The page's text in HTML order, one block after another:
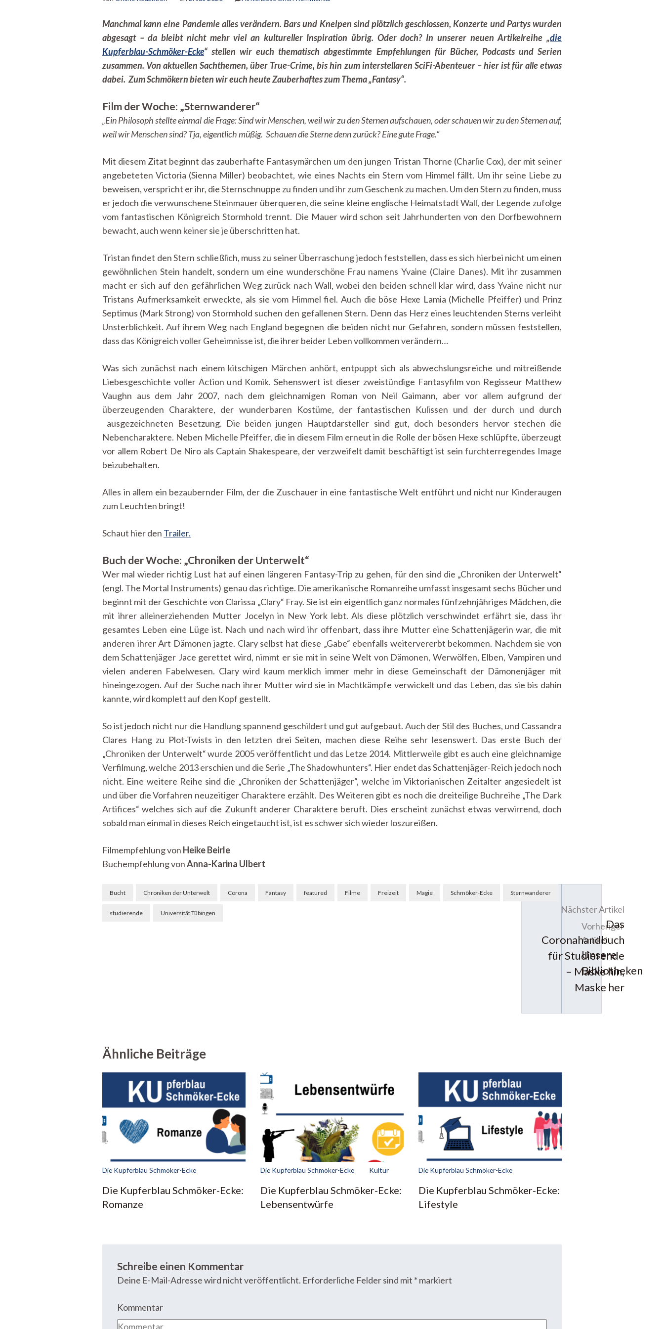
Schmöker-
Ecke:
Fantasy
Manchmal kann eine Pandemie alles verändern. Bars und Kneipen sind plötzlich geschlossen, Konzerte und Partys wurden
abgesagt – da bleibt nicht mehr viel an kultureller Inspiration übrig. Oder doch? In unserer neuen Artikelreihe „die
Kupferblau-Schmöker-Ecke“ stellen wir euch thematisch abgestimmte Empfehlungen für Bücher, Podcasts und Serien
zusammen. Von aktuellen Sachthemen, über True-Crime, bis hin zum interstellaren SciFi-Abenteuer – hier ist für alle etwas
dabei. Zum Schmökern bieten wir euch heute Zauberhaftes zum Thema „Fantasy“.
Film der Woche: „Sternwanderer“
„Ein Philosoph stellte einmal die Frage: Sind wir Menschen, weil wir zu den Sternen aufschauen, oder schauen wir zu den Sternen auf,
weil wir Menschen sind? Tja, eigentlich müßig. Schauen die Sterne denn zurück? Eine gute Frage.“
Mit diesem Zitat beginnt das zauberhafte Fantasymärchen um den jungen Tristan Thorne (Charlie Cox), der mit seiner
angebeteten Victoria (Sienna Miller) beobachtet, wie eines Nachts ein Stern vom Himmel fällt. Um ihr seine Liebe zu
beweisen, verspricht er ihr, die Sternschnuppe zu finden und ihr zum Geschenk zu machen. Um den Stern zu finden, muss
er jedoch die verwunschene Steinmauer überqueren, die seine kleine englische Heimatstadt Wall, der Legende zufolge
vom fantastischen Königreich Stormhold trennt. Die Mauer wird schon seit Jahrhunderten von den Dorfbewohnern
bewacht, auch wenn keiner sie je überschritten hat.
Tristan findet den Stern schließlich, muss zu seiner Überraschung jedoch feststellen, dass es sich hierbei nicht um einen
gewöhnlichen Stein handelt, sondern um eine wunderschöne Frau namens Yvaine (Claire Danes). Mit ihr zusammen
macht er sich auf den gefährlichen Weg zurück nach Wall, wobei den beiden schnell klar wird, dass Yvaine nicht nur
Tristans Aufmerksamkeit erweckte, als sie vom Himmel fiel. Auch die böse Hexe Lamia (Michelle Pfeiffer) und Prinz
Septimus (Mark Strong) von Stormhold suchen den gefallenen Stern. Denn das Herz eines leuchtenden Sterns verleiht
Unsterblichkeit. Auf ihrem Weg nach England begegnen die beiden nicht nur Gefahren, sondern müssen feststellen,
dass das Königreich voller Geheimnisse ist, die ihrer beider Leben vollkommen verändern…
Was sich zunächst nach einem kitschigen Märchen anhört, entpuppt sich als abwechslungsreiche und mitreißende
Liebesgeschichte voller Action und Komik. Sehenswert ist dieser zweistündige Fantasyfilm von Regisseur Matthew
Vaughn aus dem Jahr 2007, nach dem gleichnamigen Roman von Neil Gaimann, aber vor allem aufgrund der
überzeugenden Charaktere, der wunderbaren Kostüme, der fantastischen Kulissen und der durch und durch
ausgezeichneten Besetzung. Die beiden jungen Hauptdarsteller sind gut, doch besonders hervor stechen die
Nebencharaktere. Neben Michelle Pfeiffer, die in diesem Film erneut in die Rolle der bösen Hexe schlüpfte, überzeugt
vor allem Robert De Niro als Captain Shakespeare, der verzweifelt damit beschäftigt ist sein furchterregendes Image
beizubehalten.
Alles in allem ein bezaubernder Film, der die Zuschauer in eine fantastische Welt entführt und nicht nur Kinderaugen
zum Leuchten bringt!
Schaut hier den Trailer.
Buch der Woche: „Chroniken der Unterwelt“
Wer mal wieder richtig Lust hat auf einen längeren Fantasy-Trip zu gehen, für den sind die „Chroniken der Unterwelt“
(engl. The Mortal Instruments) genau das richtige. Die amerikanische Romanreihe umfasst insgesamt sechs Bücher und
beginnt mit der Geschichte von Clarissa „Clary“ Fray. Sie ist ein eigentlich ganz normales fünfzehnjähriges Mädchen, die
mit ihrer alleinerziehenden Mutter Jocelyn in New York lebt. Als diese plötzlich verschwindet erfährt sie, dass ihr
gesamtes Leben eine Lüge ist. Nach und nach wird ihr offenbart, dass ihre Mutter eine Schattenjägerin war, die mit
anderen ihrer Art Dämonen jagte. Clary selbst hat diese „Gabe“ ebenfalls weitervererbt bekommen. Nachdem sie von
dem Schattenjäger Jace gerettet wird, nimmt er sie mit in seine Welt von Dämonen, Werwölfen, Elben, Vampiren und
vielen anderen Fabelwesen. Clary wird kaum merklich immer mehr in diese Gemeinschaft der Dämonenjäger mit
hineingezogen. Auf der Suche nach ihrer Mutter wird sie in Machtkämpfe verwickelt und das Leben, das sie bis dahin
kannte, wird komplett auf den Kopf gestellt.
So ist jedoch nicht nur die Handlung spannend geschildert und gut aufgebaut. Auch der Stil des Buches, und Cassandra
Clares Hang zu Plot-Twists in den letzten drei Seiten, machen diese Reihe sehr lesenswert. Das erste Buch der
„Chroniken der Unterwelt“ wurde 2005 veröffentlicht und das Letze 2014. Mittlerweile gibt es auch eine gleichnamige
Verfilmung, welche 2013 erschien und die Serie „The Shadowhunters“. Hier endet das Schattenjäger-Reich jedoch noch
nicht. Eine weitere Reihe sind die „Chroniken der Schattenjäger“, welche im Viktorianischen Zeitalter angesiedelt ist
und über die Vorfahren neuzeitiger Charaktere erzählt. Des Weiteren gibt es noch die dreiteilige Buchreihe „The Dark
Artifices“ welches sich auf die Zukunft anderer Charaktere beruft. Dies erscheint zunächst etwas verwirrend, doch
sobald man einmal in dieses Reich eingetaucht ist, ist es schwer sich wieder loszureißen.
Filmempfehlung von Heike Beirle
Buchempfehlung vonAnna-Karina Ulbert
Bucht Chroniken der Unterwelt Corona Fantasy featured Filme Freizeit Magie Schmöker-Ecke Sternwanderer
studierende Universität Tübingen
Beitragsnavigation
Vorheriger
Artikel
Unsere
Bibliotheken
Nächster Artikel
Das
Coronahandbuch
für Studierende
– Maske hin,
Maske her
Ähnliche Beiträge
Die Kupferblau Schmöker-Ecke
Die Kupferblau Schmöker-Ecke:
Romanze
Die Kupferblau Schmöker-Ecke Kultur
Die Kupferblau Schmöker-Ecke:
Lebensentwürfe
Die Kupferblau Schmöker-Ecke
Die Kupferblau Schmöker-Ecke:
Lifestyle
Schreibe einen Kommentar
Deine E-Mail-Adresse wird nicht veröffentlicht. Erforderliche Felder sind mit * markiert
Kommentar